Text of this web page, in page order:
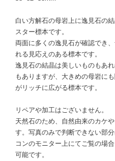
白い方解石の母岩上に逸見石の
スター標本です。
両面に多くの逸見石が確認でき
れる見応えのある標本です。
逸見石の結晶は美しいものもあ
もありますが、大きめの母岩に
がリッチに広がる標本です。
リペアや加工はございません。
天然石のため、自然由来のカケ
す。写真のみで判断できない部
コンのモニター上にてご覧の場
可能です。